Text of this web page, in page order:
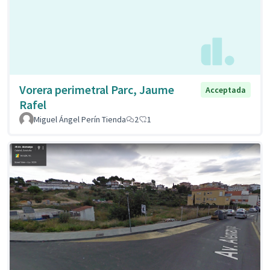
Vorera perimetral Parc, Jaume
Rafel
Acceptada
Miguel Ángel Perín Tienda 2 1